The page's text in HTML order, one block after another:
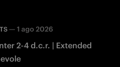
— 1 ago 2026
2-4 d.c.r. | Extended